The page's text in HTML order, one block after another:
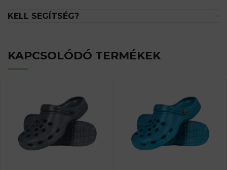
KELL SEGÍTSÉG?
KAPCSOLÓDÓ TERMÉKEK